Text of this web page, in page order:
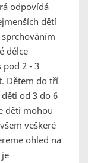
odpovídá
dětí
délce
pod 2 - 3
Dětem do tří
od 3 do 6
děti mohou
veškeré
ohled na